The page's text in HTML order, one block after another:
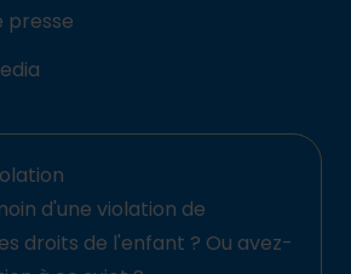
presse
d'une violation de
droits de l'enfant ? Ou avez-